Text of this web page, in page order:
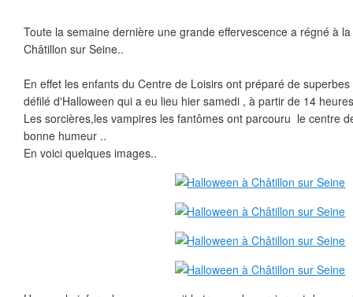
Toute la semaine dernière une grande effervescence a régné à
Châtillon sur Seine..
En effet les enfants du Centre de Loisirs ont préparé de
défilé d'Halloween qui a eu lieu hier samedi , à partir de 14
Les sorcières,les vampires les fantômes ont parcouru le centre
bonne humeur ..
En voici quelques images..